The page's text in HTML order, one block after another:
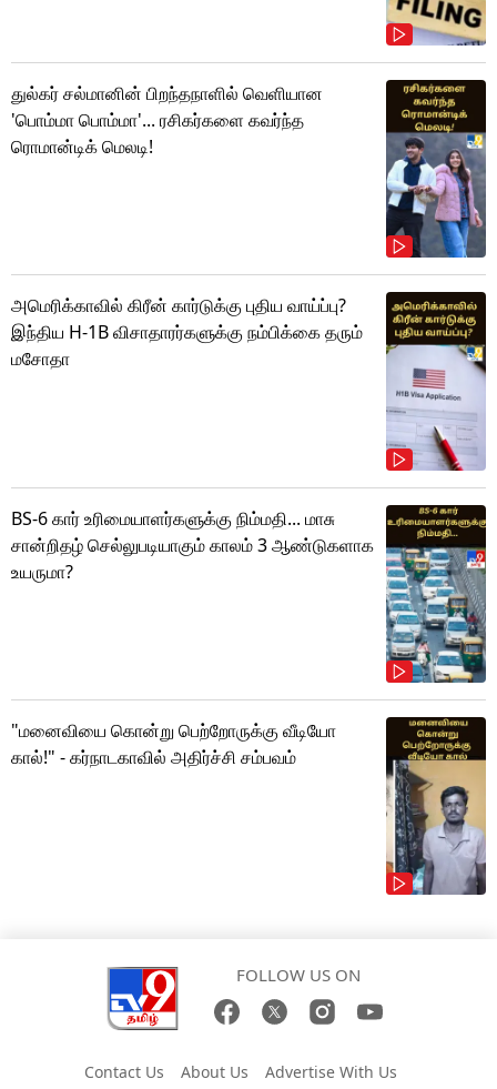
துல்கர் சல்மானின் பிறந்தநாளில் வெளியான
'பொம்மா பொம்மா'... ரசிகர்களை கவர்ந்த
ரொமான்டிக் மெலடி!
அமெரிக்காவில் கிரீன் கார்டுக்கு புதிய வாய்ப்பு?
இந்திய H-1B விசாதாரர்களுக்கு நம்பிக்கை தரும்
மசோதா
BS-6 கார் உரிமையாளர்களுக்கு நிம்மதி... மாசு
சான்றிதழ் செல்லுபடியாகும் காலம் 3 ஆண்டுகளாக
உயருமா?
"மனைவியை கொன்று பெற்றோருக்கு வீடியோ
கால்!" - கர்நாடகாவில் அதிர்ச்சி சம்பவம்
FOLLOW US ON
Contact Us About Us Advertise With Us